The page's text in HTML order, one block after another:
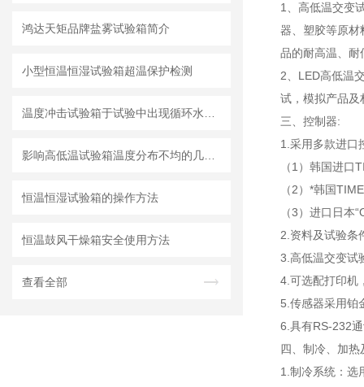
鸿达天矩品牌盐雾试验箱简介
小型恒温恒湿试验箱超温保护检测
恒温恒湿试验箱的操作方法
恒温鼓风干燥箱安全使用方法
查看全部
1、高低温交变
器、塑胶等原材
品的耐高温、耐
2、LED高低温
试，模拟产品及
三、 控制器:
1.采用多款进口
（1）韩国进口
（2）*韩国
（3）进口日本
2.资料及试验条
3.高低温交变试
4.可选配打印机
5.传感器采用铂
6.具有RS-232
四、制冷、加热
1.制冷系统：选